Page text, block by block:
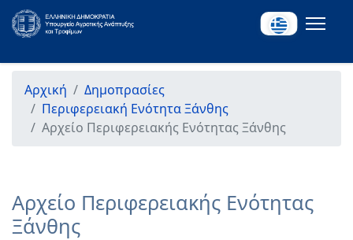
Αρχική
Δημοπρασίες
Περιφερειακή Ενότητα Ξάνθης
Αρχείο Περιφερειακής Ενότητας Ξάνθης
Αρχείο Περιφερειακής Ενότητας
Ξάνθης